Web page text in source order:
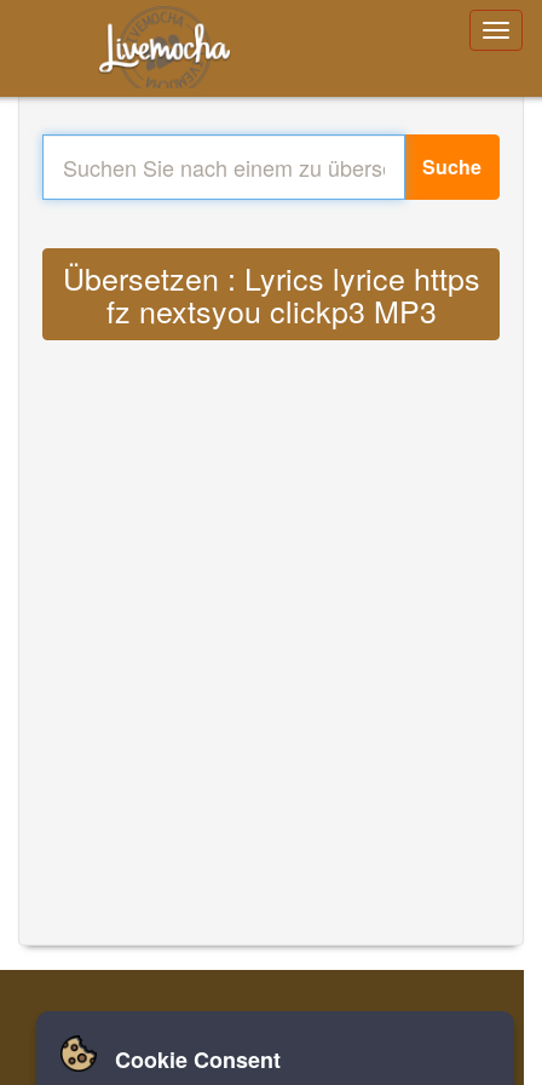
Suche
Übersetzen : Lyrics lyrice https
fz nextsyou clickp3 MP3
Zuhause Einloggen
Cookie Consent